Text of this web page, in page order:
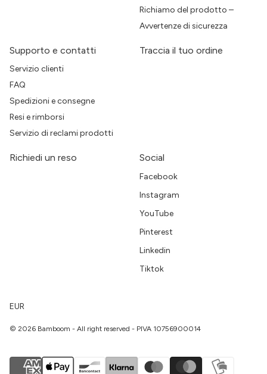
Richiamo del prodotto –
Avvertenze di sicurezza
Supporto e contatti
Servizio clienti
FAQ
Spedizioni e consegne
Resi e rimborsi
Servizio di reclami prodotti
Traccia il tuo ordine
Richiedi un reso Social
Facebook
Instagram
YouTube
Pinterest
Linkedin
Tiktok
EUR
© 2026 Bamboom - All right reserved - PIVA 10756900014